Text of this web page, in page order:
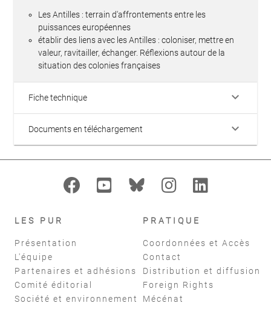
Les Antilles : terrain d'affrontements entre les
puissances européennes
établir des liens avec les Antilles : coloniser, mettre en
valeur, ravitailler, échanger. Réflexions autour de la
situation des colonies françaises
Fiche technique keyboard_arrow_down
Documents en téléchargement keyboard_arrow_down
LES PUR
Présentation
L'équipe
Partenaires et adhésions
Comité éditorial
Société et environnement
PRATIQUE
Coordonnées et Accès
Contact
Distribution et diffusion
Foreign Rights
Mécénat